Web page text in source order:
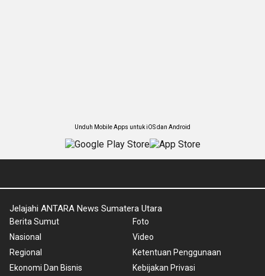
Unduh Mobile Apps untuk iOS dan Android
Jelajahi ANTARA News Sumatera Utara
Berita Sumut
Nasional
Regional
Ekonomi Dan Bisnis
Foto
Video
Ketentuan Penggunaan
Kebijakan Privasi